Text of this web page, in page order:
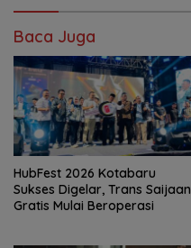
Baca Juga
HubFest 2026 Kotabaru
Sukses Digelar, Trans Saijaan
Gratis Mulai Beroperasi